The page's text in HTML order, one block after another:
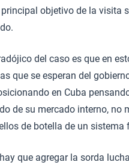
objetivo de la visita
del caso es que en
que se esperan del
en Cuba
de su mercado interno, no
de botella de un
que agregar la sorda